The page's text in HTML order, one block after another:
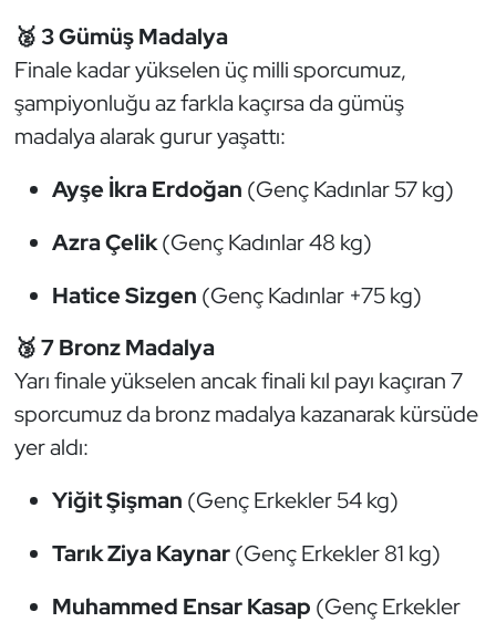
🥈 3 Gümüş Madalya
Finale kadar yükselen üç milli sporcumuz,
şampiyonluğu az farkla kaçırsa da gümüş
madalya alarak gurur yaşattı:
Ayşe İkra Erdoğan (Genç Kadınlar 57 kg)
Azra Çelik(Genç Kadınlar 48 kg)
Hatice Sizgen (Genç Kadınlar +75 kg)
🥉 7 Bronz Madalya
Yarı finale yükselen ancak finali kıl payı kaçıran 7
sporcumuz da bronz madalya kazanarak kürsüde
yer aldı:
Yiğit Şişman (Genç Erkekler 54 kg)
Tarık Ziya Kaynar(Genç Erkekler 81 kg)
Muhammed Ensar Kasap (Genç Erkekler
Kürek
Masa Tenisi
Modern Pentatlon
Motor Sporları
Muay Thai
Optimist
Oryantiring
Paralimpik
Ragbi